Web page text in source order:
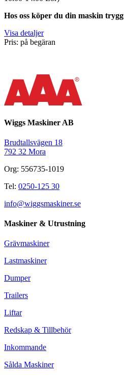
Hos oss köper du din maskin
Visa detaljer
Pris: på begäran
Wiggs Maskiner AB
Brudtallsvägen 18
792 32 Mora
Org: 556735-1019
Tel: 0250-125 30
info@wiggsmaskiner.se
Maskiner & Utrustning
Grävmaskiner
Lastmaskiner
Dumper
Trailers
Liftar
Redskap & Tillbehör
Inkommande
Sålda Maskiner